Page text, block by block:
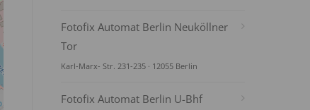
Fotofix Automat Berlin Neuköllner
Tor
Karl-Marx- Str. 231-235 · 12055 Berlin
Fotofix Automat Berlin U-Bhf